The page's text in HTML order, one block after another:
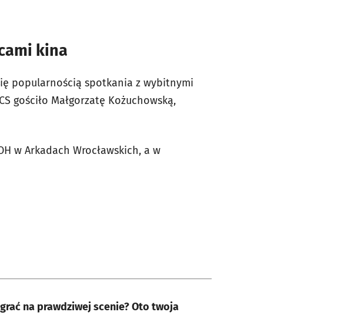
kina
popularnością spotkania z wybitnymi
gościło Małgorzatę Kożuchowską,
w Arkadach Wrocławskich, a w
na prawdziwej scenie? Oto twoja